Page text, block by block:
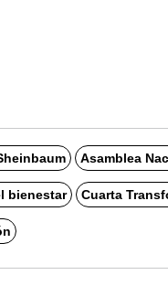
Asamblea
bienestar Cuarta